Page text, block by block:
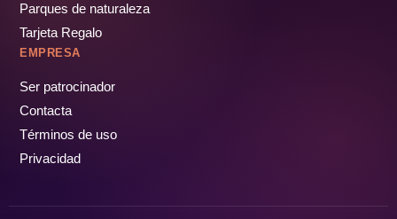
Parques de naturaleza
Tarjeta Regalo
EMPRESA
Ser patrocinador
Contacta
Términos de uso
Privacidad